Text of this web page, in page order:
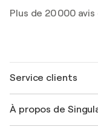
Plus de 20 000
Service clients
Expédition
À propos de